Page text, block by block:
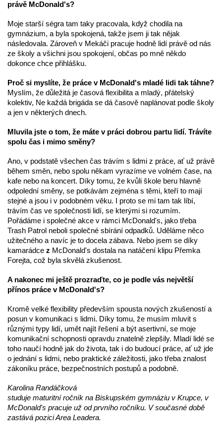
právě McDonald's?
Moje starší ségra tam taky pracovala, když chodila na
gymnázium, a byla spokojená, takže jsem ji tak nějak
následovala. Zároveň v Mekáči pracuje hodně lidí právě od nás
ze školy a všichni jsou spokojení, občas po mně někdo
dokonce chce přihlášku.
Proč si myslíte, že práce v McDonald's mladé lidi tak táhne?
Myslím, že důležitá je časová flexibilita a mladý, přátelský
kolektiv, Ne každá brigáda se dá časově naplánovat podle školy
a jen v některých dnech.
Mluvila jste o tom, že máte v práci dobrou partu lidí. Trávíte
spolu čas i mimo směny?
Ano, v podstatě všechen čas trávím s lidmi z práce, ať už právě
během směn, nebo spolu někam vyrazíme ve volném čase, na
kafe nebo na koncert. Díky tomu, že kvůli škole beru hlavně
odpolední směny, se potkávám zejména s těmi, kteří to mají
stejné a jsou i v podobném věku. I proto se mi tam tak líbí,
trávím čas ve společnosti lidí, se kterými si rozumím.
Pořádáme i společné akce v rámci McDonald's, jako třeba
Trash Patrol neboli společné sbírání odpadků. Uděláme něco
užitečného a navíc je to docela zábava. Nebo jsem se díky
kamarádce z McDonald's dostala na natáčení klipu Přemka
Forejta, což byla skvělá zkušenost.
A nakonec mi ještě prozraďte, co je podle vás největší
přínos práce v McDonald's?
Kromě velké flexibility především spousta nových zkušeností a
posun v komunikaci s lidmi. Díky tomu, že musím mluvit s
různými typy lidí, umět najít řešení a být asertivní, se moje
komunikační schopnosti opravdu znatelně zlepšily. Mladí lidé se
toho naučí hodně jak do života, tak i do budoucí práce, ať už jde
o jednání s lidmi, nebo praktické záležitosti, jako třeba znalost
zákoníku práce, bezpečnostních postupů a podobně.
Karolina Randáčková
studuje maturitní ročník na Biskupském gymnáziu v Krupce, v
McDonald's pracuje už od prvního ročníku. V současné době
zastává pozici Area Leadera.